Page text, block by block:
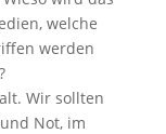
welche
werden
Wir sollten
Not, im